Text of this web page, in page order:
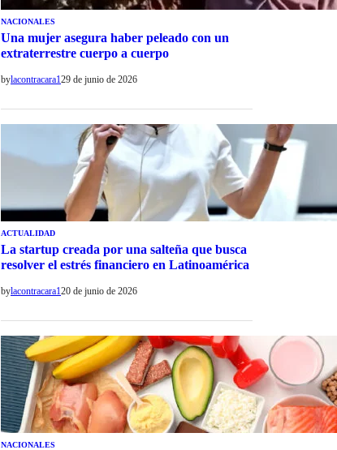
NACIONALES
Una mujer asegura haber peleado con un
extraterrestre cuerpo a cuerpo
bylacontracara129 de junio de 2026
ACTUALIDAD
La startup creada por una salteña que busca
resolver el estrés financiero en Latinoamérica
bylacontracara120 de junio de 2026
NACIONALES